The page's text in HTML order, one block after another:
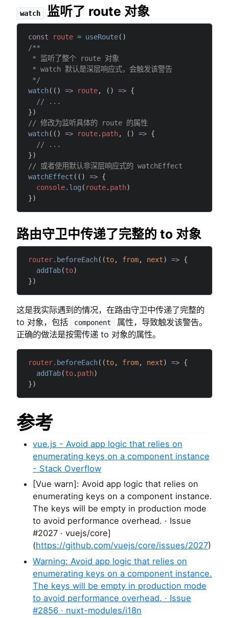
watch 监听了 route 对象
const route = useRoute()
/**
* 监听了整个 route 对象
* watch 默认是深层响应式，会触发该警告
*/
watch(() => route, () => {
  // ...
})
// 修改为监听具体的 route 的属性
watch(() => route. path, () => {
  // ...
})
// 或者使用默认非深层响应式的 watchEffect
watchEffect (() => {
  console
.log ( route. path)
})
路由守卫中传递了完整的 to 对象
router.beforeEach((to, from, next) => {
  addTab
(to)
})
这是我实际遇到的情况，在路由守卫中传递了完整的
to 对象，包括
component
属性，导致触发该警告。
正确的做法是按需传递 to 对象的属性。
router.beforeEach((to, from, next) => {
  addTab
(to. path)
})
参考
vue.js - Avoid app logic that relies on
enumerating keys on a component instance
- Stack Overflow
[Vue warn]: Avoid app logic that relies on
enumerating keys on a component instance.
The keys will be empty in production mode
to avoid performance overhead. · Issue
#2027 · vuejs/core]
(https://github.com/vuejs/core/issues/2027)
Warning: Avoid app logic that relies on
enumerating keys on a component instance.
The keys will be empty in production mode
to avoid performance overhead. · Issue
#2856 · nuxt-modules/i18n